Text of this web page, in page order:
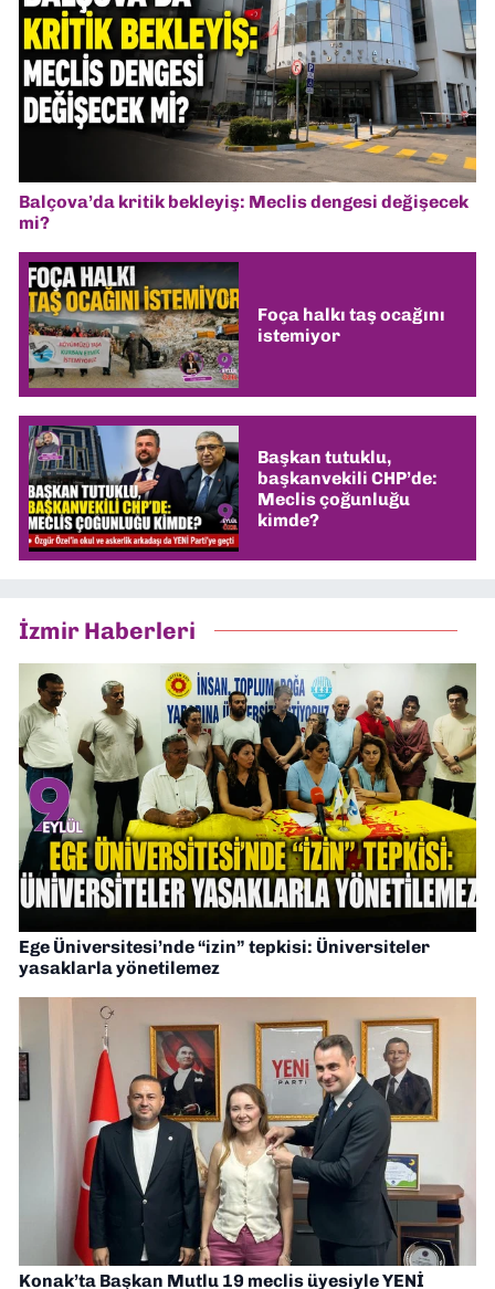
Balçova’da kritik bekleyiş: Meclis dengesi değişecek
mi?
Foça halkı taş ocağını
istemiyor
Başkan tutuklu,
başkanvekili CHP’de:
Meclis çoğunluğu
kimde?
İzmir Haberleri
Ege Üniversitesi’nde “izin” tepkisi: Üniversiteler
yasaklarla yönetilemez
Konak’ta Başkan Mutlu 19 meclis üyesiyle YENİ